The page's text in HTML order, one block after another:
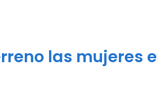
las mujeres